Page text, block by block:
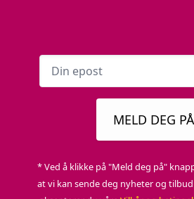
MELD DEG
* Ved å klikke på "Meld deg på"
at vi kan sende deg nyheter og